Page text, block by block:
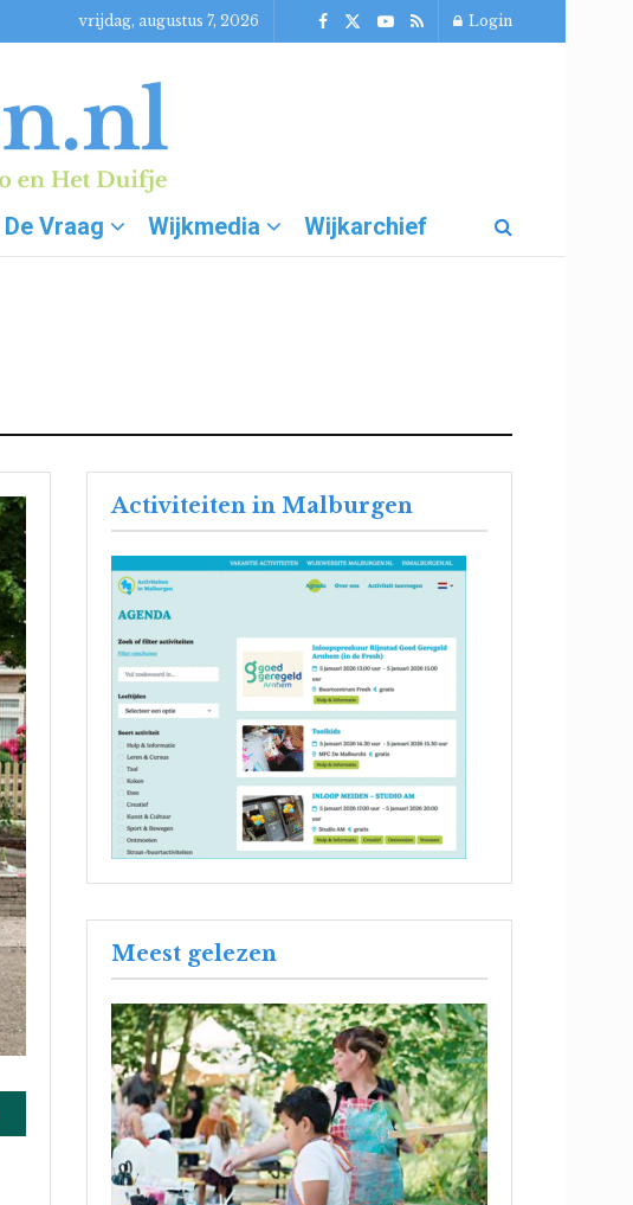
vrijdag, augustus 7, 2026 Login
De Vraag Wijkmedia Wijkarchief
Activiteiten in Malburgen
Meest gelezen